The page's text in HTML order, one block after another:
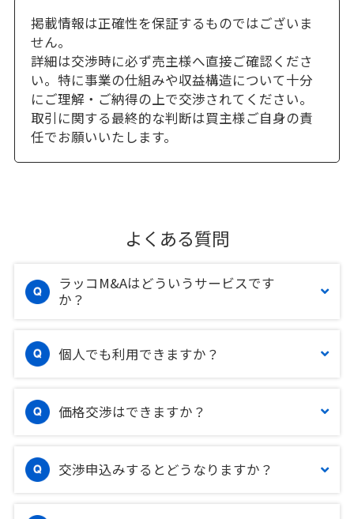
掲載情報は正確性を保証するものではございま
せん。
詳細は交渉時に必ず売主様へ直接ご確認くださ
い。特に事業の仕組みや収益構造について十分
にご理解・ご納得の上で交渉されてください。
取引に関する最終的な判断は買主様ご自身の責
任でお願いいたします。
よくある質問
ラッコM&Aはどういうサービスです
か？
個人でも利用できますか？
価格交渉はできますか？
交渉申込みするとどうなりますか？